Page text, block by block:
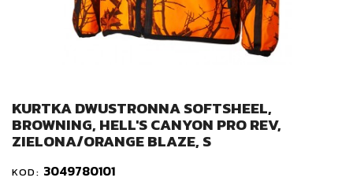
KURTKA DWUSTRONNA SOFTSHEEL,
BROWNING, HELL'S CANYON PRO REV,
ZIELONA/ORANGE BLAZE, S
KOD: 3049780101